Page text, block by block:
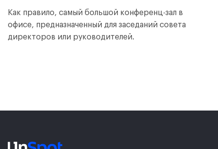
Как правило, самый большой конференц-зал в
офисе, предназначенный для заседаний совета
директоров или руководителей.